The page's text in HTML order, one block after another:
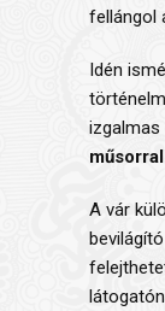
fellángol
Idén
műsorral
A vár